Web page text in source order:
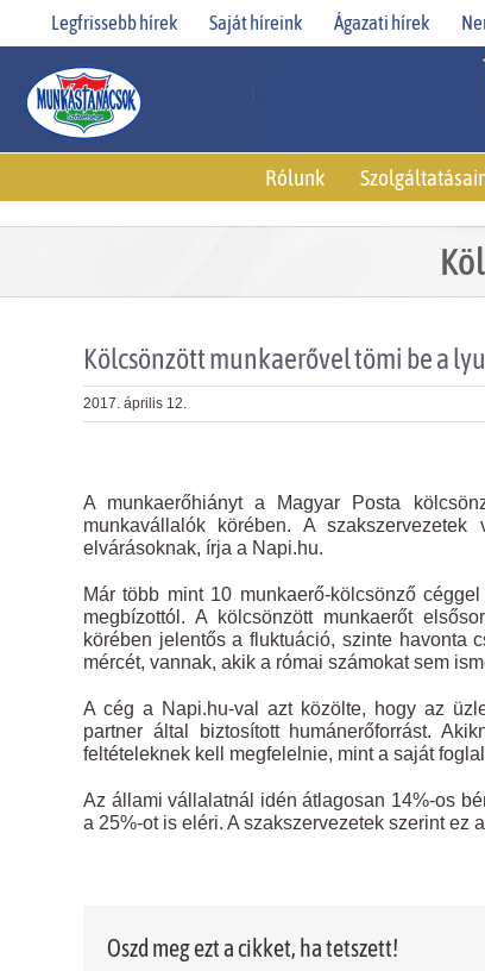
Legfrissebb hírek Saját híreink Ágazati hírek
Rólunk
Kölcsönzött munkaerővel tömi be a
2017. április 12.
Image
A munkaerőhiányt a Magyar Posta
munkavállalók körében. A
elvárásoknak, írja a Napi.hu.
Már több mint 10 munkaerő-kölcsönző
megbízottól. A kölcsönzött munkaerőt
körében jelentős a fluktuáció, szinte havonta
mércét, vannak, akik a római számokat sem
A cég a Napi.hu-val azt közölte, hogy az
partner által biztosított humánerőforrást.
feltételeknek kell megfelelnie, mint a saját
Az állami vállalatnál idén átlagosan 14%-os
a 25%-ot is eléri. A szakszervezetek szerint ez
Oszd meg ezt a cikket, ha tetszett!